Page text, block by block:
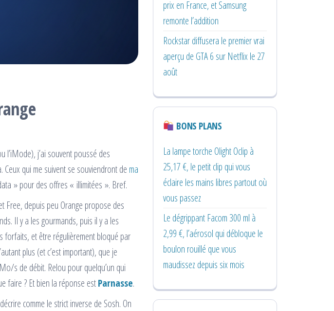
l’iMode), j’ai souvent poussé des
qui me suivent se souviendront de ma
» pour des offres « illimitées ». Bref.
Free, depuis peu Orange propose des
Il y a les gourmands, puis il y a les
forfaits, et être régulièrement bloqué par
plus (et c’est important), que je
s de débit. Relou pour quelqu’un qui
faire ? Et bien la réponse estParnasse.
comme le strict inverse de Sosh. On
prix en France, et Samsung
remonte l’addition
Rockstar diffusera le premier vrai
aperçu de GTA 6 sur Netflix le 27
août
BONS PLANS
La lampe torche Olight Oclip à
25,17 €, le petit clip qui vous
éclaire les mains libres partout où
vous passez
Le dégrippant Facom 300 ml à
2,99 €, l’aérosol qui débloque le
boulon rouillé que vous
maudissez depuis six mois